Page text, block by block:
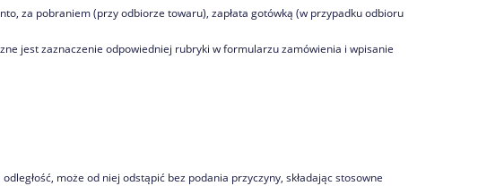
za pobraniem (przy odbiorze towaru), zapłata gotówką (w przypadku odbioru
jest zaznaczenie odpowiedniej rubryki w formularzu zamówienia i wpisanie
może od niej odstąpić bez podania przyczyny, składając stosowne